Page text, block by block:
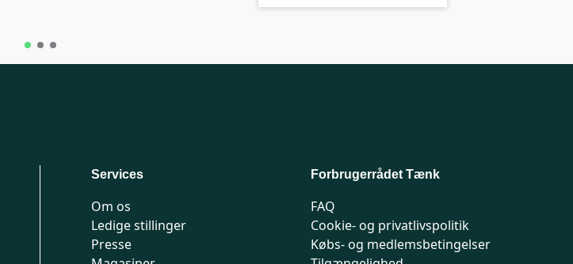
Services
Om os
Ledige stillinger
Presse
Forbrugerrådet Tænk
FAQ
Cookie- og privatlivspolitik
Købs- og medlemsbetingelser